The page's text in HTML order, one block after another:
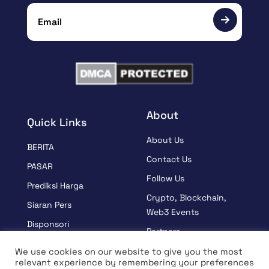
Quick Links
BERITA
PASAR
Prediksi Harga
Siaran Pers
Disponsori
Wawancara
About
About Us
Contact Us
Follow Us
Crypto, Blockchain,
Web3 Events
Partners
Terms And Condition
We use cookies on our website to give you the most
relevant experience by remembering your preferences